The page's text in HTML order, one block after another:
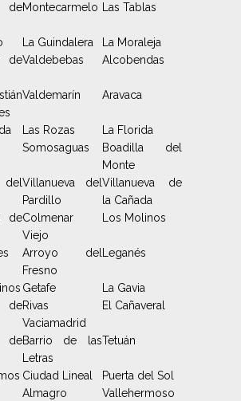
Montecarmelo Las Tablas
La Guindalera
La Moraleja
deValdebebas Alcobendas
Valdemarín Aravaca
Las Rozas
La Florida
Somosaguas
Boadilla del
Monte
delVillanueva del
Pardillo
Villanueva de
la Cañada
deColmenar
Viejo
Los Molinos
Arroyo del
Fresno
Leganés
Getafe
La Gavia
deRivas
Vaciamadrid
El Cañaveral
deBarrio de las
Letras
Tetuán
Ciudad Lineal
Puerta del Sol
Almagro
Vallehermoso